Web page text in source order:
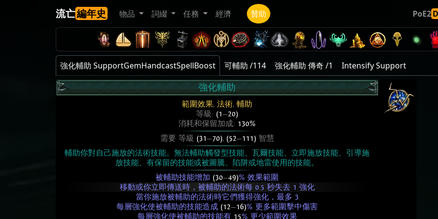
流亡編年史 物品 詞綴 任務 經濟 贊助 PoE2
強化輔助 SupportGemHandcastSpellBoost 可輔助 /114 強化輔助 傳奇 /1 Intensify Support
強化輔助
範圍效果, 法術, 輔助
等級: (1—20)
消耗和保留加成: 130%
需要 等級 (31—70), (52—111)智慧
輔助你對自己施放的法術技能。無法輔助觸發型技能、瓦爾技能、立即施放技能、引導施
放技能、有保留的技能或被圖騰、陷阱或地雷使用的技能。
被輔助技能增加 (30—49)% 效果範圍
移動或你立即傳送時，被輔助的法術每 0.5 秒失去 1 強化
當你施放被輔助的法術時它們獲得強化，最多 3
每層強化使被輔助的技能造成 (12—16)% 更多範圍擊中傷害
每層強化使被輔助的技能有 15% 更少範圍效果